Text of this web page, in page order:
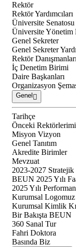
Rektör
Rektör Yardımcıları
Üniversite Senatosu
Üniversite Yönetim
Genel Sekreter
Genel Sekreter
Rektör Danışmanları
İç Denetim Birimi
Daire Başkanları
Organizasyon
Genel
Tarihçe
Önceki
Misyon Vizyon
Genel Tanıtım
Akredite Birimler
Mevzuat
2023-2027 Stratejik
BEUN 2025 Yılı
2025 Yılı
Kurumsal Logomuz
Kurumsal Kimlik
Bir Bakışta BEUN
360 Sanal Tur
Fahri Doktora
Basında Biz